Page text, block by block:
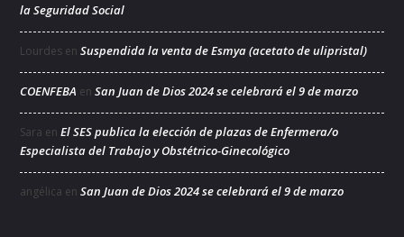
la Seguridad Social
Lourdes en Suspendida la venta de Esmya (acetato de ulipristal)
COENFEBA en San Juan de Dios 2024 se celebrará el 9 de marzo
Sara en El SES publica la elección de plazas de Enfermera/o
Especialista del Trabajo y Obstétrico-Ginecológico
angélica en San Juan de Dios 2024 se celebrará el 9 de marzo